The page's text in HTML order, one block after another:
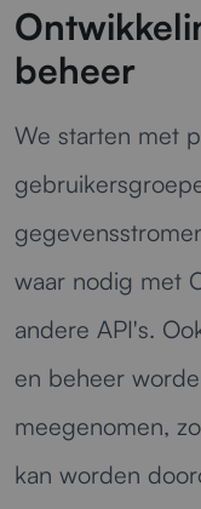
beheer
We starten met
waar nodig met
andere API's.
en beheer
meegenomen,
kan worden